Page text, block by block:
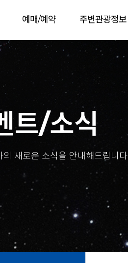
예매/예약 주변관광정보
트/소식
의 새로운 소식을 안내해드립니다